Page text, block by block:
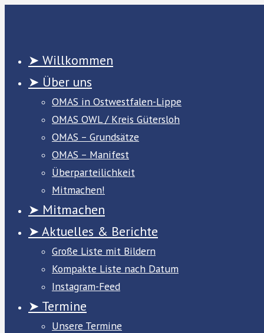
➤ Willkommen
➤ Über uns
OMAS in Ostwestfalen-Lippe
OMAS OWL / Kreis Gütersloh
OMAS – Grundsätze
OMAS – Manifest
Überparteilichkeit
Mitmachen!
➤ Mitmachen
➤ Aktuelles & Berichte
Große Liste mit Bildern
Kompakte Liste nach Datum
Instagram-Feed
➤ Termine
Unsere Termine